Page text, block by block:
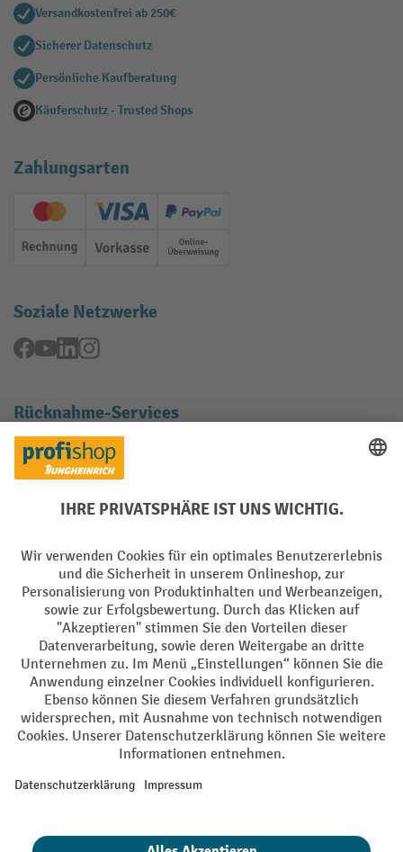
Versandkostenfrei ab 250€
Sicherer Datenschutz
Persönliche Kaufberatung
Käuferschutz - Trusted Shops
Zahlungsarten
Creditcard (Master)Creditcard (Visa)
PayPal
Rechnung Vorkasse Online-Überweisung
Soziale Netzwerke
Facebook
YouTubeLinkedInInstagram
Rücknahme-Services
Elektrogeräte Rückname
Batterie Rückname
Impressum Datenschutz
Barrierefreiheit Grounding Page Privacy Settings
Alle Preise exkl. gesetzl. Mehrwertsteuer zzgl.Versandkostenund ggf.
Nachnahmegebühren, wenn nicht anders angegeben.
¹ Der Rabatt gilt so lange der Vorrat reicht. Der Rabatt gilt nicht auf
oder Gutscheinen ist nicht möglich. | ² Der Rabatt wird einmalig bei
eingelöst werden. Die Höhe des Rabatts variiert je nach